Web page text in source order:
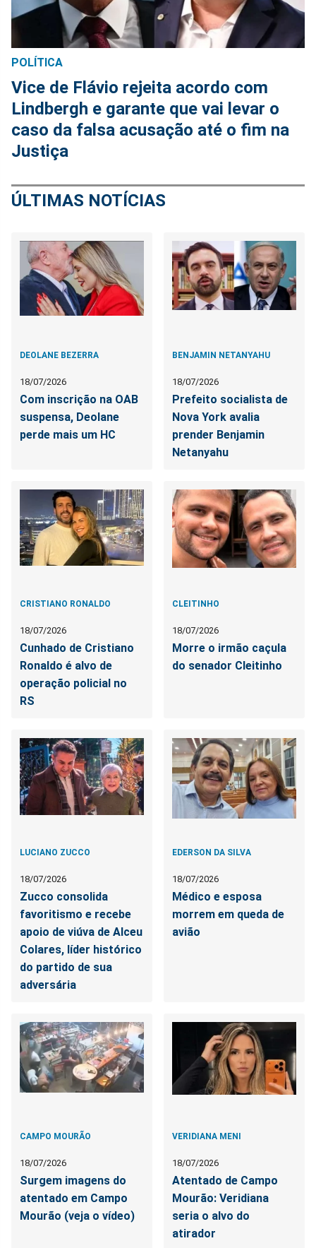
POLÍTICA
Vice de Flávio rejeita acordo com
Lindbergh e garante que vai levar o
caso da falsa acusação até o fim na
Justiça
ÚLTIMAS NOTÍCIAS
DEOLANE BEZERRA
18/07/2026
Com inscrição na OAB
suspensa, Deolane
perde mais um HC
BENJAMIN NETANYAHU
18/07/2026
Prefeito socialista de
Nova York avalia
prender Benjamin
Netanyahu
CRISTIANO RONALDO
18/07/2026
Cunhado de Cristiano
Ronaldo é alvo de
operação policial no
RS
CLEITINHO
18/07/2026
Morre o irmão caçula
do senador Cleitinho
LUCIANO ZUCCO
18/07/2026
Zucco consolida
favoritismo e recebe
apoio de viúva de Alceu
Colares, líder histórico
do partido de sua
adversária
EDERSON DA SILVA
18/07/2026
Médico e esposa
morrem em queda de
avião
CAMPO MOURÃO
18/07/2026
Surgem imagens do
atentado em Campo
Mourão (veja o vídeo)
VERIDIANA MENI
18/07/2026
Atentado de Campo
Mourão: Veridiana
seria o alvo do
atirador